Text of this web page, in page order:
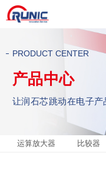
PRODUCT CENTER
产品中心
让润石芯跳动在电子
运算放大器 比较器